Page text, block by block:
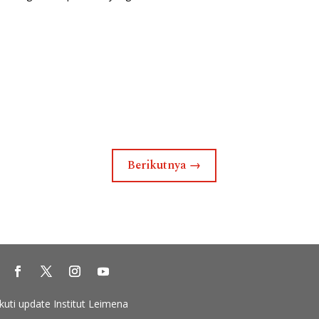
Berikutnya→
update Institut Leimena